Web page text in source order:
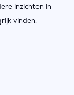
inzichten in
vinden.